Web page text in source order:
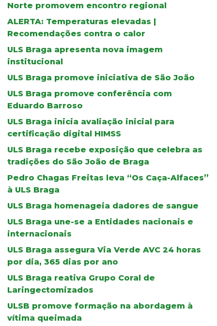
Norte promovem encontro regional
ALERTA: Temperaturas elevadas |
Recomendações contra o calor
ULS Braga apresenta nova imagem
institucional
ULS Braga promove iniciativa de São João
ULS Braga promove conferência com
Eduardo Barroso
ULS Braga inicia avaliação inicial para
certificação digital HIMSS
ULS Braga recebe exposição que celebra as
tradições do São João de Braga
Pedro Chagas Freitas leva “Os Caça-Alfaces”
à ULS Braga
ULS Braga homenageia dadores de sangue
ULS Braga une-se a Entidades nacionais e
internacionais
ULS Braga assegura Via Verde AVC 24 horas
por dia, 365 dias por ano
ULS Braga reativa Grupo Coral de
Laringectomizados
ULSB promove formação na abordagem à
vítima queimada